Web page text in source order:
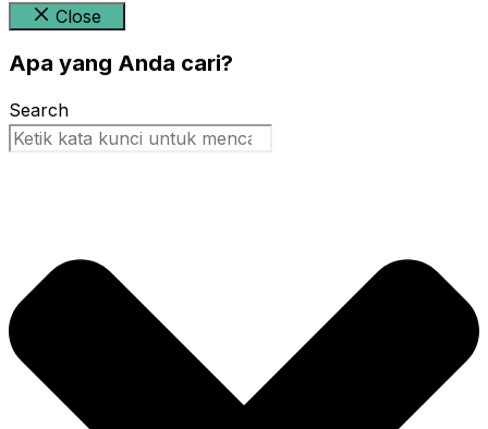
Close
Apa yang Anda cari?
Search